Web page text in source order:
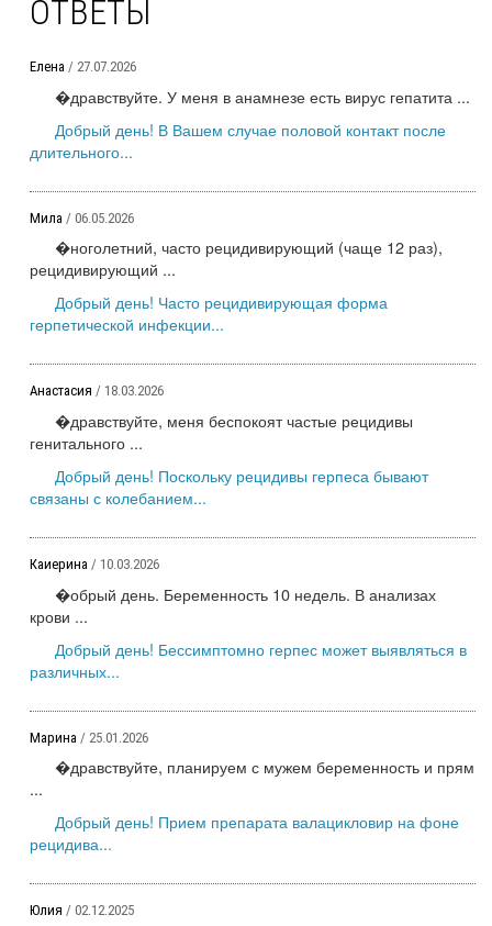
ОТВЕТЫ
Елена / 27.07.2026
�дравствуйте. У меня в анамнезе есть вирус гепатита ...
Добрый день! В Вашем случае половой контакт после
длительного...
Мила / 06.05.2026
�ноголетний, часто рецидивирующий (чаще 12 раз),
рецидивирующий ...
Добрый день! Часто рецидивирующая форма
герпетической инфекции...
Анастасия / 18.03.2026
�дравствуйте, меня беспокоят частые рецидивы
генитального ...
Добрый день! Поскольку рецидивы герпеса бывают
связаны с колебанием...
Каиерина / 10.03.2026
�обрый день. Беременность 10 недель. В анализах
крови ...
Добрый день! Бессимптомно герпес может выявляться в
различных...
Марина / 25.01.2026
�дравствуйте, планируем с мужем беременность и прям
...
Добрый день! Прием препарата валацикловир на фоне
рецидива...
Юлия / 02.12.2025